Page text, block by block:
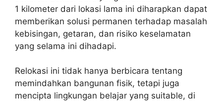
1 kilometer dari lokasi lama ini diharapkan dapat
memberikan solusi permanen terhadap masalah
kebisingan, getaran, dan risiko keselamatan
yang selama ini dihadapi.
Relokasi ini tidak hanya berbicara tentang
memindahkan bangunan fisik, tetapi juga
mencipta lingkungan belajar yang suitable, di